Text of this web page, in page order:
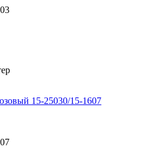
15-25030/15-1607